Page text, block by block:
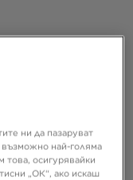
ни да пазаруват
възможно най-голяма
това, осигурявайки
„ОК“, ако искаш